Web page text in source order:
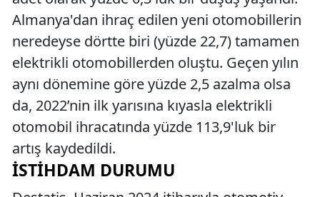
Almanya'dan ihraç edilen yeni otomobillerin
neredeyse dörtte biri (yüzde 22,7) tamamen
elektrikli otomobillerden oluştu. Geçen yılın
aynı dönemine göre yüzde 2,5 azalma olsa
da, 2022’nin ilk yarısına kıyasla elektrikli
otomobil ihracatında yüzde 113,9'luk bir
artış kaydedildi.
İSTIHDAM DURUMU